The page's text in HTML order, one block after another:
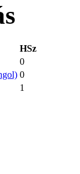
HSz
0
0
1